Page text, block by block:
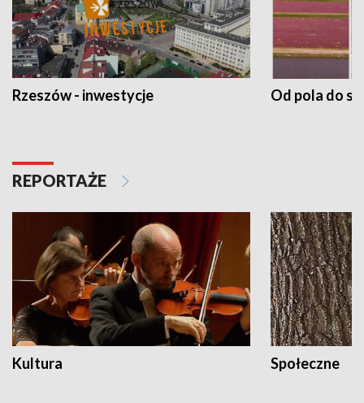
Rzeszów - inwestycje Od pola do
REPORTAŻE
Kultura Społeczne